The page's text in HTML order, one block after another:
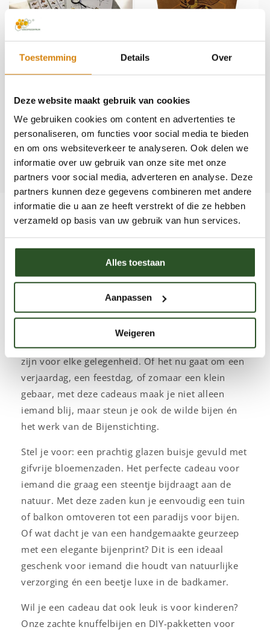
Toestemming Details Over
Deze website maakt gebruik van cookies
We gebruiken cookies om content en advertenties te
personaliseren, om functies voor social media te bieden
en om ons websiteverkeer te analyseren. Ook delen we
informatie over uw gebruik van onze site met onze
partners voor social media, adverteren en analyse. Deze
partners kunnen deze gegevens combineren met andere
informatie die u aan ze heeft verstrekt of die ze hebben
verzameld op basis van uw gebruik van hun services.
Alles toestaan
Aanpassen
Weigeren
prijs
Normale
prijs
€1,25
1 2
Cadeaus
Ben je op zoek naar een bijzonder cadeau dat niet
alleen duurzaam is, maar ook bijdraagt aan een
goed doel? In onze categorie'Cadeaus'
een verzameling unieke geschenken die perfect
zijn voor elke gelegenheid. Of het nu gaat om een
verjaardag, een feestdag, of zomaar een klein
gebaar, met deze cadeaus maak je niet alleen
iemand blij, maar steun je ook de wilde bijen én
het werk van de Bijenstichting.
Stel je voor: een prachtig glazen buisje gevuld met
gifvrije bloemenzaden. Het perfecte cadeau voor
iemand die graag een steentje bijdraagt aan de
natuur. Met deze zaden kun je eenvoudig een tuin
of balkon omtoveren tot een paradijs voor bijen.
Of wat dacht je van een handgemaakte geurzeep
met een elegante bijenprint? Dit is een ideaal
geschenk voor iemand die houdt van natuurlijke
verzorging én een beetje luxe in de badkamer.
Wil je een cadeau dat ook leuk is voor kinderen?
Onze zachte knuffelbijen en DIY-pakketten voor